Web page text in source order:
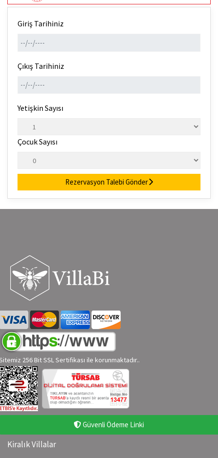
Giriş Tarihiniz
Çıkış Tarihiniz
Yetişkin Sayısı
Çocuk Sayısı
Rezervasyon Talebi Gönder
256 Bit SSL Sertifikası ile korunmaktadır..
Güvenli Ödeme Linki
Kiralık Villalar